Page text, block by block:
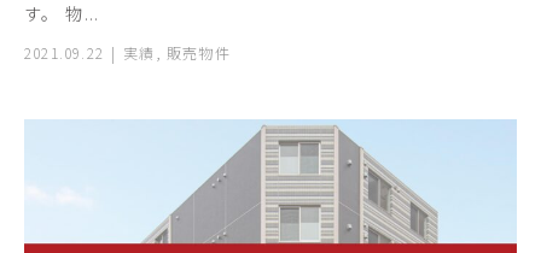
す。 物...
2021.09.22 実績 販売物件